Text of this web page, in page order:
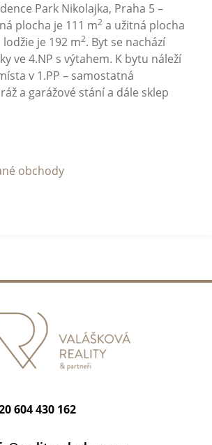
Park Nikolajka, Praha 5 –
plocha je 111 m2 a užitná plocha
je 192 m2. Byt se nachází
ve 4.NP s výtahem. K bytu náleží
v 1.PP – samostatná
a garážové stání a dále sklep
obchody
604 430 162